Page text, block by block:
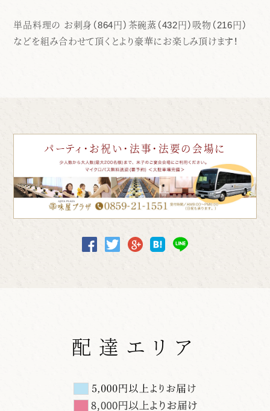
単品料理の お刺身（864円）茶碗蒸（432円）吸物（216円）
などを組み合わせて頂くとより豪華にお楽しみ頂けます！
パーティ・お祝い・法事・法要の会場に
配達エリア